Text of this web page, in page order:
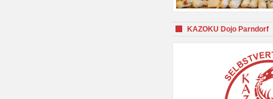
KAZOKU Dojo Parndorf